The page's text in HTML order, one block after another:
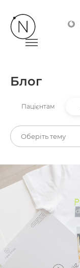
Блог
Пацієнтам
Оберіть тему